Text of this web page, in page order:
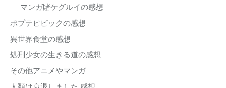
マンガ賭ケグルイの感想
ポプテピピックの感想
異世界食堂の感想
処刑少女の生きる道の感想
その他アニメやマンガ